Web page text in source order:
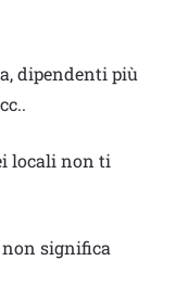
dipendenti più
locali non ti
significa